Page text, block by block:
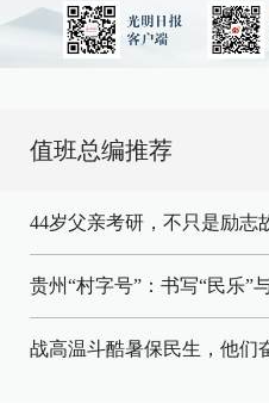
值班总编推荐
44岁父亲考研，不只是励志
贵州“村字号”：书写“民乐”
战高温斗酷暑保民生，他们